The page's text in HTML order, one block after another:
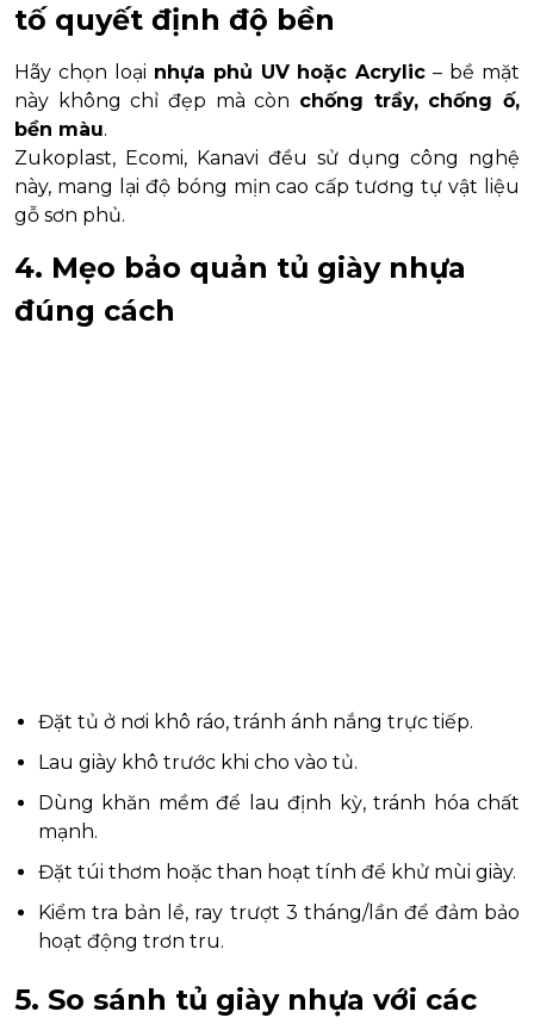
tố quyết định độ bền
Hãy chọn loại nhựa phủ UV hoặc Acrylic – bề mặt
này không chỉ đẹp mà còn chống trầy, chống ố,
bền màu.
Zukoplast, Ecomi, Kanavi đều sử dụng công nghệ
này, mang lại độ bóng mịn cao cấp tương tự vật liệu
gỗ sơn phủ.
4. Mẹo bảo quản tủ giày nhựa
đúng cách
Đặt tủ ở nơi khô ráo, tránh ánh nắng trực tiếp.
Lau giày khô trước khi cho vào tủ.
Dùng khăn mềm để lau định kỳ, tránh hóa chất
mạnh.
Đặt túi thơm hoặc than hoạt tính để khử mùi giày.
Kiểm tra bản lề, ray trượt 3 tháng/lần để đảm bảo
hoạt động trơn tru.
5. So sánh tủ giày nhựa với các